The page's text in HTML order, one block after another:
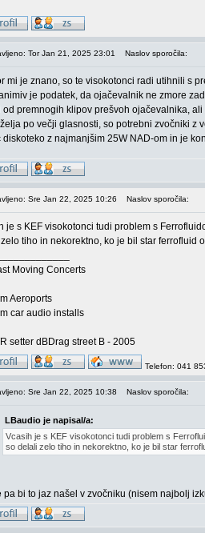
Tor Jan 21, 2025 23:01 Naslov sporočila:
mi je znano, so te visokotonci radi utihnili s
je podatek, da ojačevalnik ne zmore
od premnogih klipov prešvoh ojačevalnika,
po večji glasnosti, so potrebni zvočniki z
diskoteko z najmanjšim 25W NAD-om in je
Sre Jan 22, 2025 10:26 Naslov sporočila:
je s KEF visokotonci tudi problem s
tiho in nekorektno, ko je bil star ferrofluid
Moving Concerts
Aeroports
car audio installs
setter dBDrag street B - 2005
Telefon: 041
Sre Jan 22, 2025 10:38 Naslov sporočila:
LBaudio je napisal/a:
Vcasih je s KEF visokotonci tudi problem s
so delali zelo tiho in nekorektno, ko je bil star
pa bi to jaz našel v zvočniku (nisem najbolj